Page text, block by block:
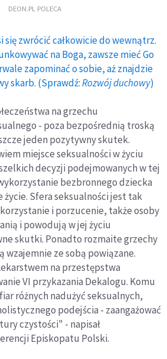
DEON.PL POLECA
się zwrócić całkowicie do wewnątrz.
na Boga, zawsze mieć Go
zapominać o sobie, aż znajdzie
skarb. (Sprawdź:Rozwój duchowy)
na grzechu
- poza bezpośrednią troską
jeden pozytywny skutek.
miejsce seksualności w życiu
decyzji podejmowanych w tej
bezbronnego dziecka
życie. Sfera seksualności jest tak
i porzucenie, także osoby
i powodują w jej życiu
skutki. Ponadto rozmaite grzechy
wzajemnie ze sobą powiązane.
na przestępstwa
VI przykazania Dekalogu. Komu
różnych nadużyć seksualnych,
podejścia - zaangażować
czystości" - napisał
Episkopatu Polski.